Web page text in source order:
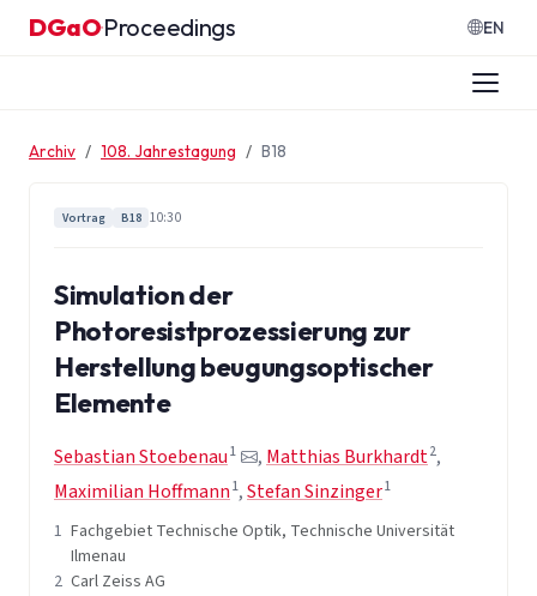
Zum Inhalt springen
DGaO·Proceedings EN
Archiv 108. Jahrestagung B18
Vortrag B18 10:30
Simulation der
Photoresistprozessierung zur
Herstellung beugungsoptischer
Elemente
Sebastian Stoebenau 1 , Matthias Burkhardt2,
Maximilian Hoffmann 1,Stefan Sinzinger1
1 Fachgebiet Technische Optik, Technische Universität
Ilmenau
2 Carl Zeiss AG